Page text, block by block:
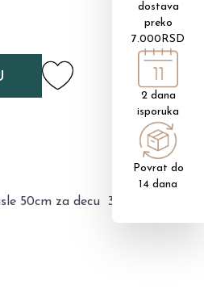
50cm za decu 38cm.
dostava
preko
7.000RSD
2 dana
isporuka
Povrat do
14 dana